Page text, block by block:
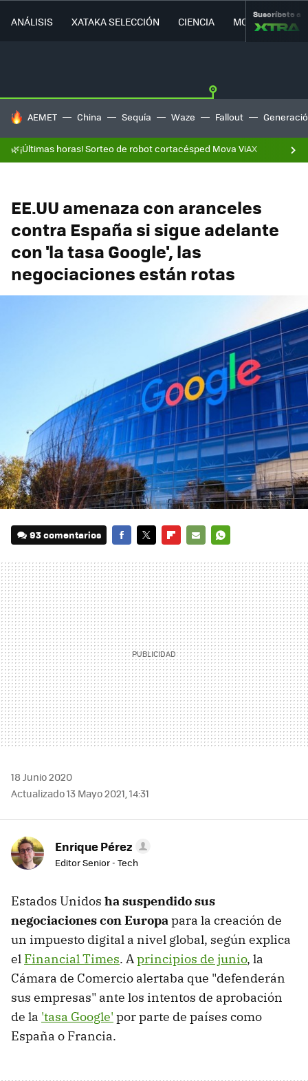
ANÁLISIS XATAKA SELECCIÓN CIENCIA MOVILIDAD
Suscríbete a
HOY SE HABLA DE
AEMET China Sequía Waze Fallout
🌿¡Últimas horas! Sorteo de robot cortacésped Mova ViAX
EE.UU amenaza con aranceles
contra España si sigue adelante
con 'la tasa Google', las
negociaciones están rotas
93 comentarios
MAIL
18 Junio 2020
Actualizado 13 Mayo 2021, 14:31
Enrique Pérez
Editor Senior - Tech
Estados Unidos ha suspendido sus
negociaciones con Europapara la creación de
un impuesto digital a nivel global, según explica
el Financial Times. Aprincipios de junio, la
Cámara de Comercio alertaba que "defenderán
sus empresas" ante los intentos de aprobación
de la 'tasa Google' por parte de países como
España o Francia.